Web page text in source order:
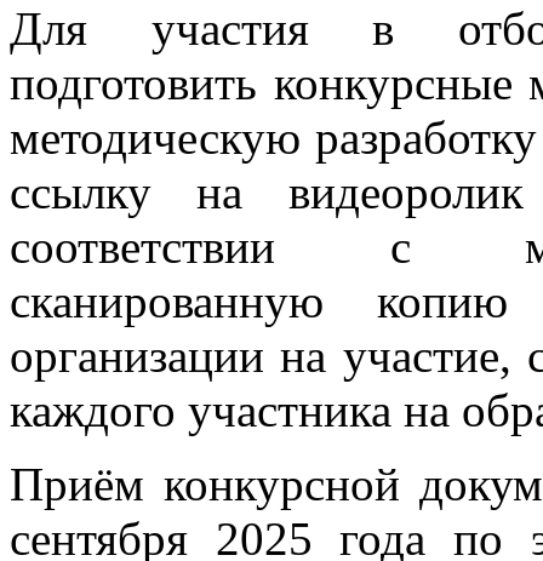
Для участия в
подготовить
методическую
ссылку на
соответствии с
сканированную копию
организации на
каждого участника на
Приём конкурсной
сентября 2025 года по